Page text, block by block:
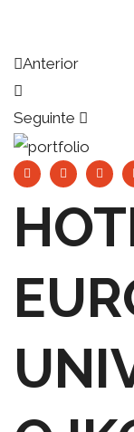
Anterior
Seguinte